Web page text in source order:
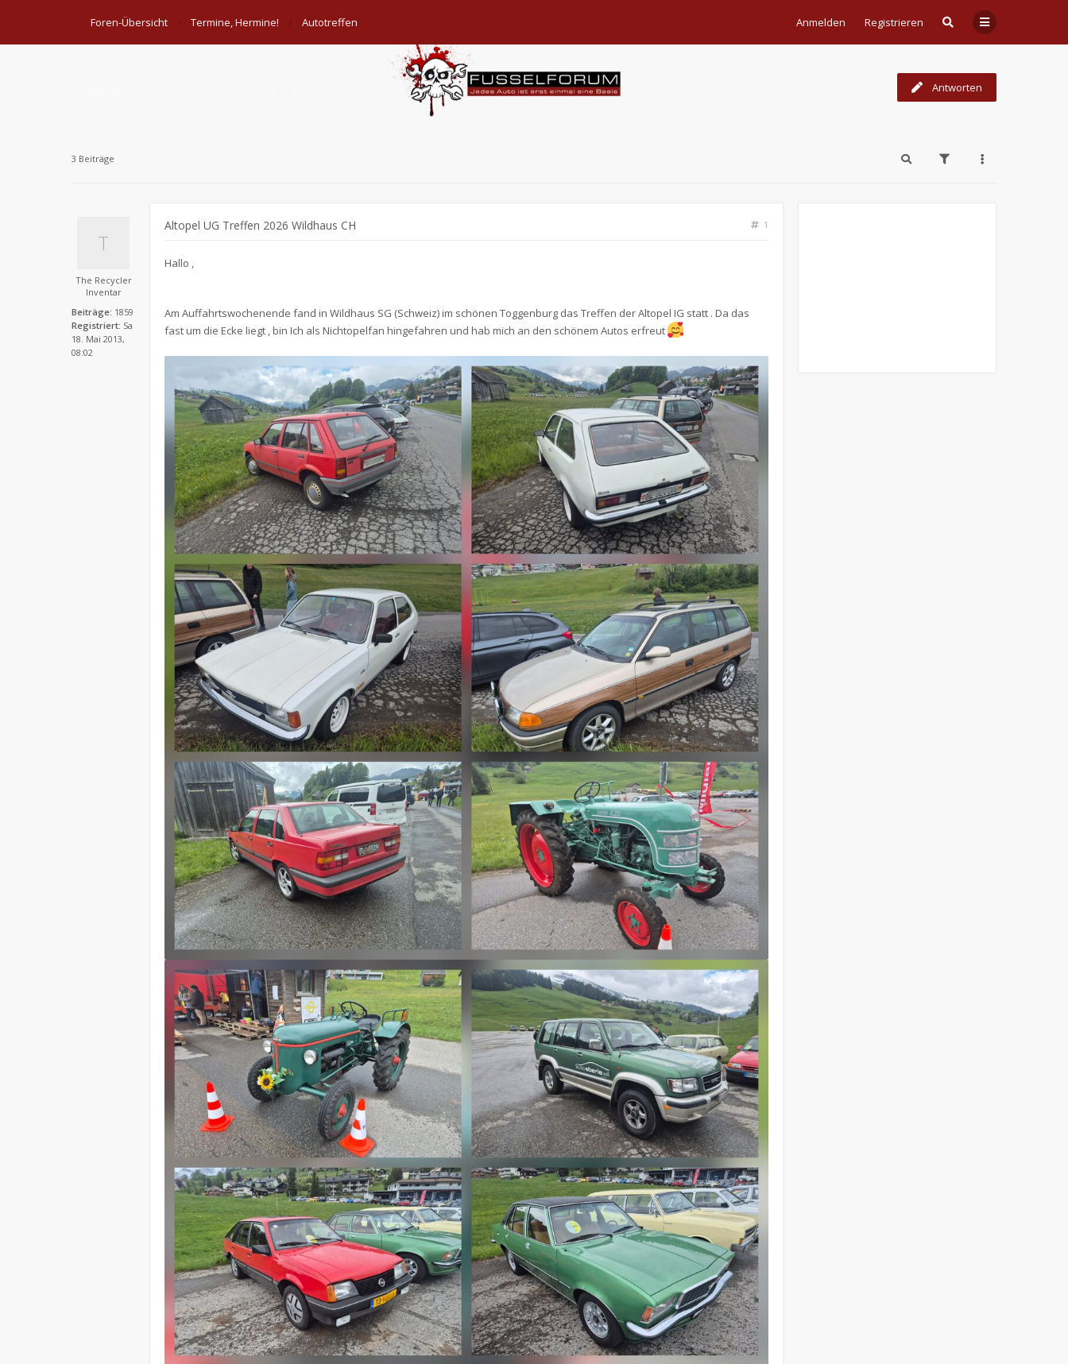
Anmelden Registrieren
Foren-Übersicht Termine, Hermine! Autotreffen
Antworten
3 Beiträge
The Recycler
Inventar
Beiträge: 1859
Registriert: Sa
18. Mai 2013,
08:02
Altopel UG Treffen 2026 Wildhaus CH 1
​Hallo ,
Am Auffahrtswochenende fand in Wildhaus SG (Schweiz) im schönen Toggenburg das Treffen der Altopel IG statt . Da das
fast um die Ecke liegt , bin Ich als Nichtopelfan hingefahren und hab mich an den schönem Autos erfreut